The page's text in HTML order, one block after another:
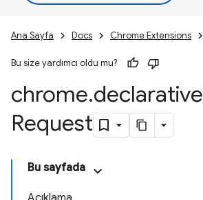
Ana Sayfa Docs Chrome Extensions
Bu size yardımcı oldu mu?
chrome.declarative
Request
Bu sayfada